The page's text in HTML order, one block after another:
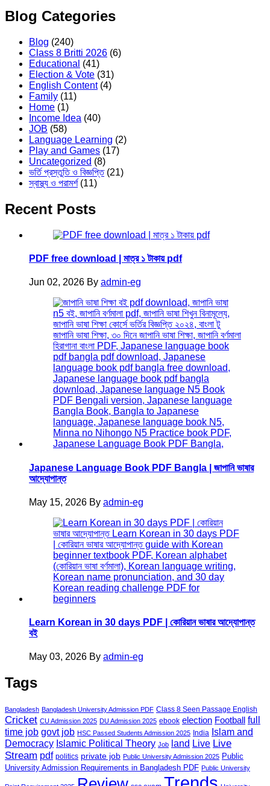
Blog Categories
Blog (240)
Class 8 Britti 2026 (6)
Educational (41)
Election & Vote (31)
English Content(4)
Family (11)
Home (1)
Income Idea (40)
JOB (58)
Language Learning (2)
Play and Games (17)
Uncategorized (8)
ভর্তি প্রস্তুতি ও বিজ্ঞপ্তি(21)
স্বাস্থ্য ও পরামর্শ(11)
Recent Posts
PDF free download | মাত্র ১ টাকায় pdf
Jun 02, 2026 By admin-eg
Japanese Language Book PDF Bangla | জাপানি ভাষার
আদ্যোপান্ত
May 15, 2026 By admin-eg
Learn Korean in 30 days PDF | কোরিয়ান ভাষার আদ্যোপান্ত
বই
May 03, 2026 By admin-eg
Tags
Bangladesh Bangladesh University Admission PDF Class 8 Seen Passage English
Cricket CU Admission 2025 DU Admission 2025 ebook election Football full
time job govt job HSC Passed Students Admission 2025 India Islam and
Democracy Islamic Political Theory Job land Live Live
Stream pdf politics private job Public University Admission 2025 Public
University Admission Requirements in Bangladesh PDF Public University